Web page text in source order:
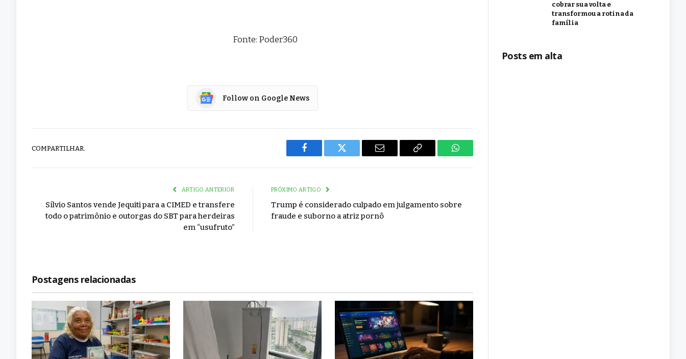
Fonte: Poder360
Follow on Google News
COMPARTILHAR.
Facebook Twitter Email
Copy
WhatsApp
ARTIGO ANTERIOR
Sílvio Santos vende Jequiti para a CIMED e transfere
todo o patrimônio e outorgas do SBT para herdeiras
em “usufruto”
PRÓXIMO ARTIGO
Trump é considerado culpado em julgamento sobre
fraude e suborno a atriz pornô
Postagens relacionadas
cobrar sua volta e
transformou a rotina da
família
Posts em alta